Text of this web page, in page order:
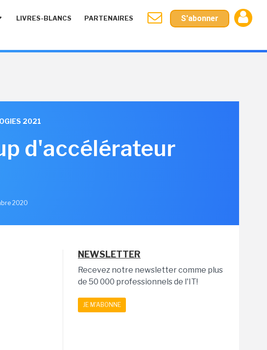
LIVRES-BLANCS PARTENAIRES S'abonner
2021
d'accélérateur
2020
NEWSLETTER
Recevez notre newsletter comme plus
de 50 000 professionnels de l'IT!
JE M'ABONNE